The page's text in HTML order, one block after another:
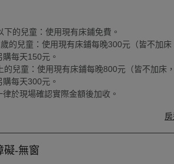
下的兒童：使用現有床鋪免費。
的兒童：使用現有床鋪每晚300元（皆不加床
每天150元。
的兒童：使用現有床鋪每晚800元（皆不加床
每天300元。
於現場確認實際金額後加收。
礙-無窗